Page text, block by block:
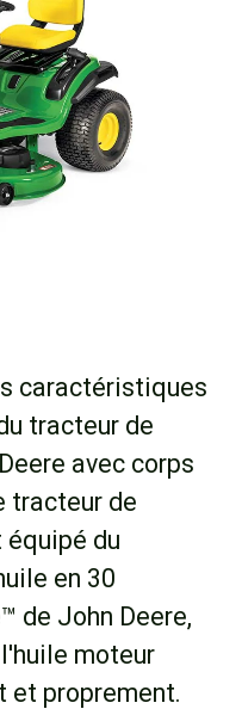
caractéristiques
tracteur de
avec corps
tracteur de
du
en 30
de John Deere,
moteur
et proprement.